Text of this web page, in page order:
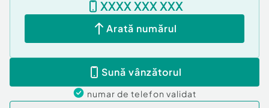
un aspect estetic deosebit.
- Parcare și Exterior
Dacă dețineți mai multe mașini sau aveți adesea
Curte liberă unde vă puteți amenaja propriul
spațiu de relaxare sau grădinărit.
Număr niveluri imobil:mai mult de 12
XXXX XXX XXX
Arată numărul
Sună vânzătorul
numar de telefon validat